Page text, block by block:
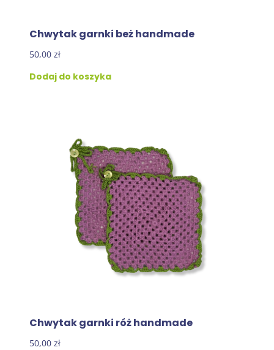
Chwytak garnki beż handmade
50,00 zł
Dodaj do koszyka
Chwytak garnki róż handmade
50,00 zł